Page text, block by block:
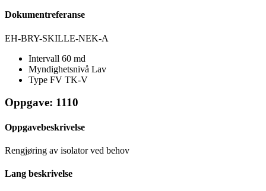
Dokumentreferanse
EH-BRY-SKILLE-NEK-A
Intervall 60 md
Myndighetsnivå Lav
Type FV TK-V
Oppgave: 1110
Oppgavebeskrivelse
Rengjøring av isolator ved behov
Lang beskrivelse